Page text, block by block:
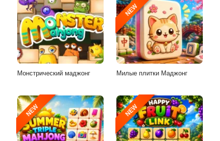
Монстрический маджонг
NEW
Милые плитки Маджонг
NEW NEW